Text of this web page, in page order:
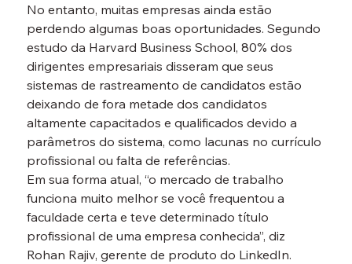
No entanto, muitas empresas ainda estão
perdendo algumas boas oportunidades. Segundo
estudo da Harvard Business School, 80% dos
dirigentes empresariais disseram que seus
sistemas de rastreamento de candidatos estão
deixando de fora metade dos candidatos
altamente capacitados e qualificados devido a
parâmetros do sistema, como lacunas no currículo
profissional ou falta de referências.
Em sua forma atual, “o mercado de trabalho
funciona muito melhor se você frequentou a
faculdade certa e teve determinado título
profissional de uma empresa conhecida”, diz
Rohan Rajiv, gerente de produto do LinkedIn.